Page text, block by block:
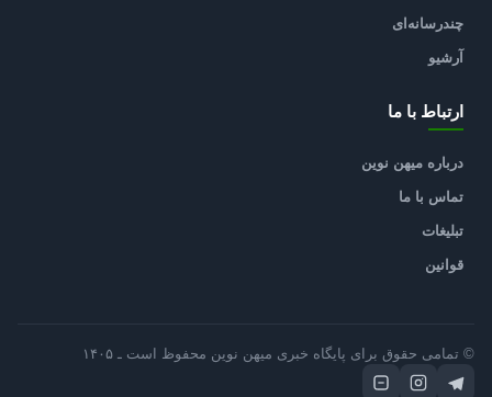
چندرسانه‌ای
آرشیو
ارتباط با ما
درباره میهن نوین
تماس با ما
تبلیغات
قوانین
© تمامی حقوق برای پایگاه خبری میهن نوین محفوظ است ـ ۱۴۰۵